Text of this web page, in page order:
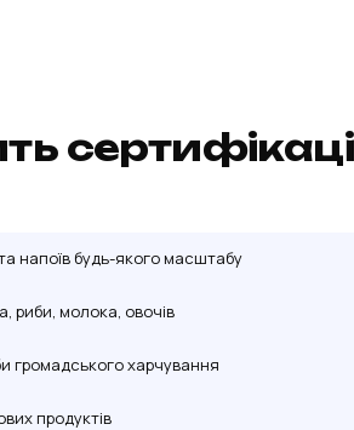
напоїв будь-якого масштабу
риби, молока, овочів
громадського харчування
продуктів